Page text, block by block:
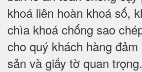
khoá liên hoàn khoá số,
chìa khoá chống sao
cho quý khách hàng
sản và giấy tờ quan trọng.